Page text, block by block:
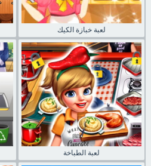
لعبة خبازة الكيك
لعبة الطباخة